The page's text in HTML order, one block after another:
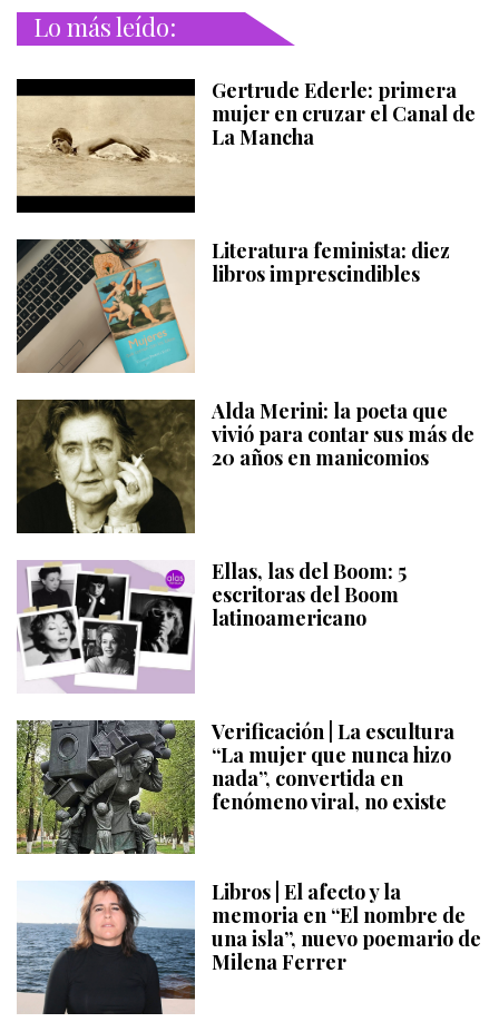
Lo más leído:
Gertrude Ederle: primera
mujer en cruzar el Canal de
La Mancha
Literatura feminista: diez
libros imprescindibles
Alda Merini: la poeta que
vivió para contar sus más de
20 años en manicomios
Ellas, las del Boom: 5
escritoras del Boom
latinoamericano
Verificación | La escultura
“La mujer que nunca hizo
nada”, convertida en
fenómeno viral, no existe
Libros | El afecto y la
memoria en “El nombre de
una isla”, nuevo poemario de
Milena Ferrer